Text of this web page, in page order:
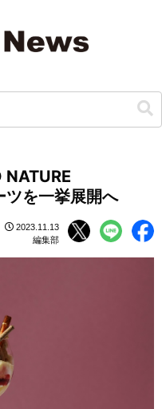
NATURE
ツを一挙展開へ
2023.11.13
編集部